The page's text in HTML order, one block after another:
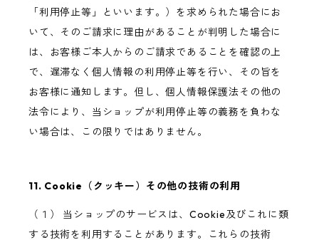
「利用停止等」といいます。）を求められた場合にお
いて、そのご請求に理由があることが判明した場合に
は、お客様ご本人からのご請求であることを確認の上
で、遅滞なく個人情報の利用停止等を行い、その旨を
お客様に通知します。但し、個人情報保護法その他の
法令により、当ショップが利用停止等の義務を負わな
い場合は、この限りではありません。
11. Cookie（クッキー）その他の技術の利用
（１） 当ショップのサービスは、Cookie及びこれに類
する技術を利用することがあります。これらの技術